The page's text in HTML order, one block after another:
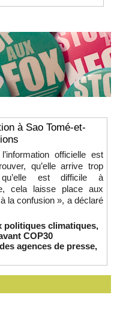
à Sao Tomé-et-
officielle est
qu’elle arrive trop
est difficile à
cela laisse place aux
la confusion », a déclaré
politiques climatiques,
COP30
agences de presse,